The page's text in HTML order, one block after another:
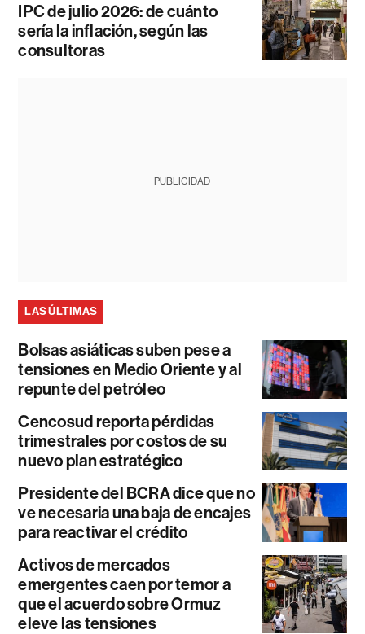
IPC de julio 2026: de cuánto
sería la inflación, según las
consultoras
PUBLICIDAD
LAS ÚLTIMAS
Bolsas asiáticas suben pese a
tensiones en Medio Oriente y al
repunte del petróleo
Cencosud reporta pérdidas
trimestrales por costos de su
nuevo plan estratégico
Presidente del BCRA dice que no
ve necesaria una baja de encajes
para reactivar el crédito
Activos de mercados
emergentes caen por temor a
que el acuerdo sobre Ormuz
eleve las tensiones